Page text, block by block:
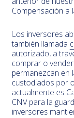
Compensación a
Los inversores
también llamada
autorizado, a
comprar o
permanezcan en
custodiados por
actualmente es
CNV para la
inversores